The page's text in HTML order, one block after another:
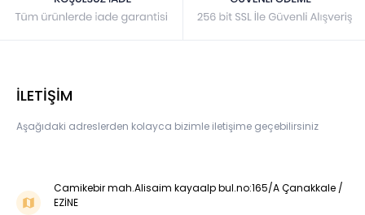
İLETİŞİM
Aşağıdaki adreslerden kolayca bizimle iletişime geçebilirsiniz
Camikebir mah.Alisaim kayaalp bul.no:165/A Çanakkale /
EZİNE